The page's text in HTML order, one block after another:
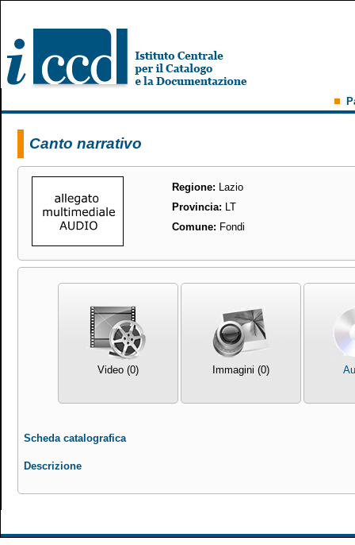
Canto narrativo
Regione: Lazio
Provincia: LT
Comune: Fondi
Video (0) Immagini (0)
Scheda catalografica
Descrizione